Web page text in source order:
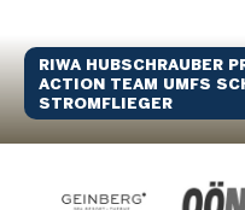
RIWA HUBSCHRAUBER
ACTION TEAM UMFS
STROMFLIEGER